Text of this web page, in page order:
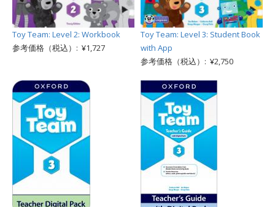
Toy Team: Level 2: Workbook
参考価格（税込）: ¥1,727
Toy Team: Level 3: Student Book
with App
参考価格（税込）: ¥2,750